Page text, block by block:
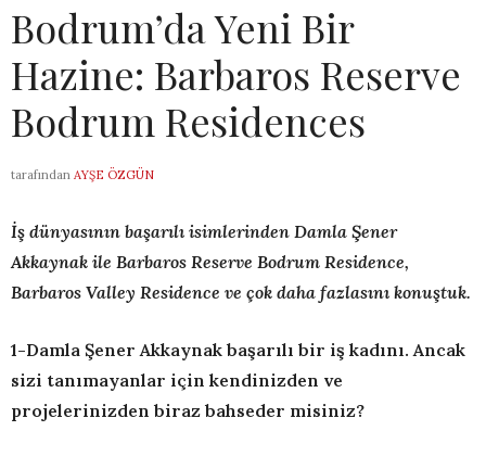
Bodrum’da Yeni Bir
Hazine: Barbaros Reserve
Bodrum Residences
tarafından AYŞE ÖZGÜN
İş dünyasının başarılı isimlerinden Damla Şener
Akkaynak ile Barbaros Reserve Bodrum Residence,
Barbaros Valley Residence ve çok daha fazlasını konuştuk.
1-Damla Şener Akkaynak başarılı bir iş kadını. Ancak
sizi tanımayanlar için kendinizden ve
projelerinizden biraz bahseder misiniz?